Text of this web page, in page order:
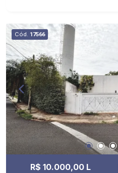
Grill, Restaurante da Tulha,
Restaurante, Cenourão,
Arena Beach Ribeirão,
Drogaria São Paulo,
Personal San Marco,
Bonfim Mostrar menos
Cód. 17566
R$ 10.000,00 L